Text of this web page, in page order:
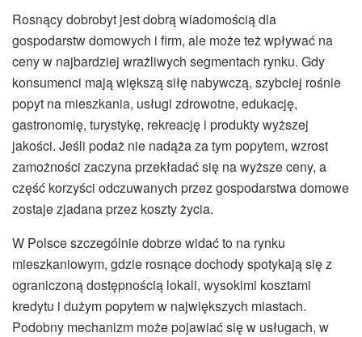
Rosnący dobrobyt jest dobrą wiadomością dla
gospodarstw domowych i firm, ale może też wpływać na
ceny w najbardziej wrażliwych segmentach rynku. Gdy
konsumenci mają większą siłę nabywczą, szybciej rośnie
popyt na mieszkania, usługi zdrowotne, edukację,
gastronomię, turystykę, rekreację i produkty wyższej
jakości. Jeśli podaż nie nadąża za tym popytem, wzrost
zamożności zaczyna przekładać się na wyższe ceny, a
część korzyści odczuwanych przez gospodarstwa domowe
zostaje zjadana przez koszty życia.
W Polsce szczególnie dobrze widać to na rynku
mieszkaniowym, gdzie rosnące dochody spotykają się z
ograniczoną dostępnością lokali, wysokimi kosztami
kredytu i dużym popytem w największych miastach.
Podobny mechanizm może pojawiać się w usługach, w